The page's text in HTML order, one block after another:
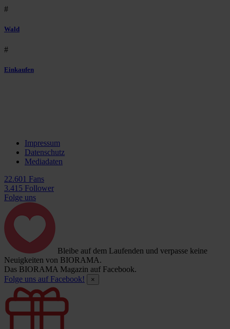
#
Wald
#
Einkaufen
Impressum
Datenschutz
Mediadaten
22.601 Fans
3.415 Follower
Folge uns
Bleibe auf dem Laufenden und verpasse keine
Neuigkeiten von BIORAMA.
Das BIORAMA Magazin auf Facebook.
Folge uns auf Facebook!
×